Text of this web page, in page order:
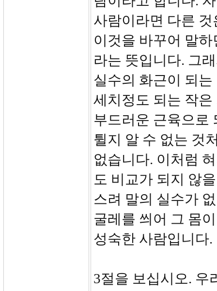
사람이라면 다른
이것을 바꾸어 말
라는 뜻입니다. 그
실수의 화근이 되
세치정도 되는 작
부드러운 근육으로
튈지 알 수 없는 것
없습니다. 이처럼
도 비교가 되지 않
스려 말의 실수가
굴레를 씌어 그 몸
성숙한 사람입니다.
3절을 보십시오. 우